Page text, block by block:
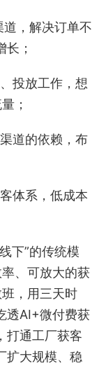
，解决订单不
；
投放工作，想
；
道的依赖，布
体系，低成本
下”的传统模
、可放大的获
，用三天时
透AI+微付费获
打通工厂获客
扩大规模、稳